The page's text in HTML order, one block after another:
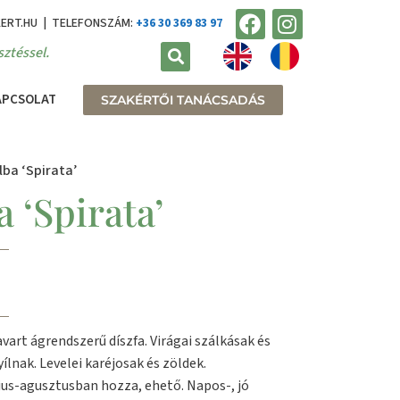
| TELEFONSZÁM: +36 30 369 83 97
SZAKÉRTŐI TANÁCSADÁS
‘Spirata’
ágrendszerű díszfa. Virágai szálkásak és
Levelei karéjosak és zöldek.
agusztusban hozza, ehető. Napos-, jó